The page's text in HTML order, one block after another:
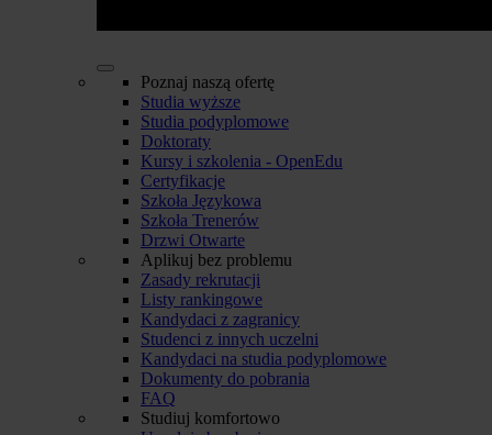
Poznaj naszą ofertę
Studia wyższe
Studia podyplomowe
Doktoraty
Kursy i szkolenia - OpenEdu
Certyfikacje
Szkoła Językowa
Szkoła Trenerów
Drzwi Otwarte
Aplikuj bez problemu
Zasady rekrutacji
Listy rankingowe
Kandydaci z zagranicy
Studenci z innych uczelni
Kandydaci na studia podyplomowe
Dokumenty do pobrania
FAQ
Studiuj komfortowo